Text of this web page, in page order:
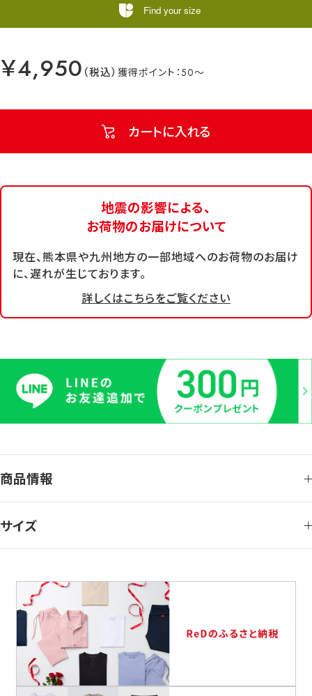
￥4,950 50
カートに入れる
Find your size
地震の影響による、
お荷物のお届けについて
現在、熊本県や九州地方の一部地域へのお荷物のお届け
に、遅れが生じております。
詳しくはこちらをご覧ください
商品情報
サイズ